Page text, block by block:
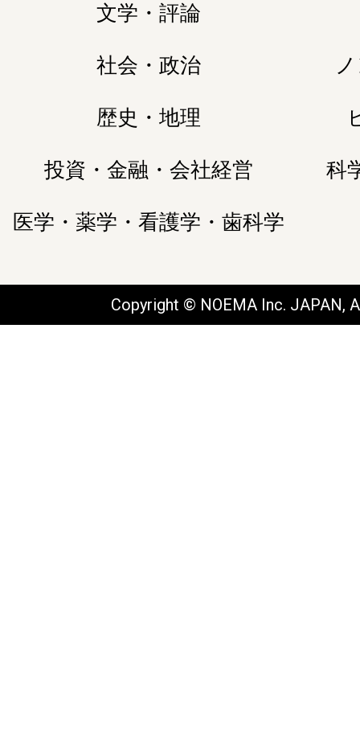
文学・評論
社会・政治
歴史・地理
投資・金融・会社経営 科
医学・薬学・看護学・歯科学
Copyright © NOEMA Inc. JAPAN,